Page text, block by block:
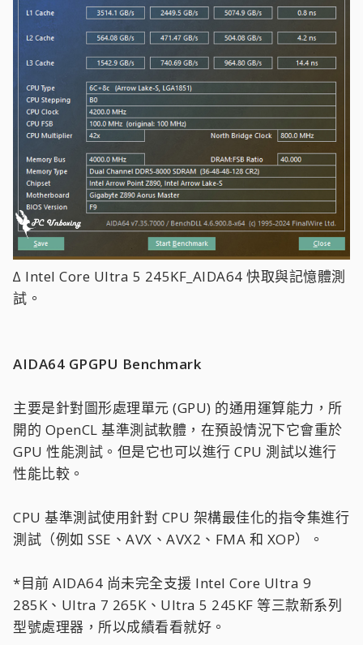
∆ Intel Core Ultra 5 245KF_AIDA64 快取與記憶體測
試。
AIDA64 GPGPU Benchmark
主要是針對圖形處理單元 (GPU) 的通用運算能力，所
開的 OpenCL 基準測試軟體，在預設情況下它會重於
GPU 性能測試。但是它也可以進行 CPU 測試以進行
性能比較。
CPU 基準測試使用針對 CPU 架構最佳化的指令集進行
測試（例如 SSE、AVX、AVX2、FMA 和 XOP）。
*目前 AIDA64 尚未完全支援 Intel Core Ultra 9
285K、Ultra 7 265K、Ultra 5 245KF 等三款新系列
型號處理器，所以成績看看就好。